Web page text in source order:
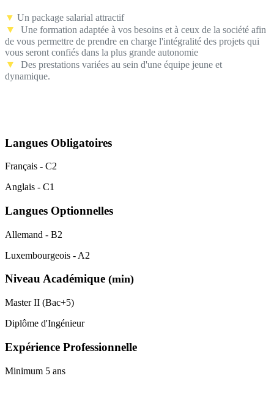
▼ Un package salarial attractif
▼
Une formation adaptée à vos besoins et à ceux de la société afin
de vous permettre de prendre en charge l'intégralité des projets qui
vous seront confiés dans la plus grande autonomie
▼
Des prestations variées au sein d'une équipe jeune et
dynamique.
Langues Obligatoires
Français - C2
Anglais - C1
Langues Optionnelles
Allemand - B2
Luxembourgeois - A2
Niveau Académique (min)
Master II (Bac+5)
Diplôme d'Ingénieur
Expérience Professionnelle
Minimum 5 ans